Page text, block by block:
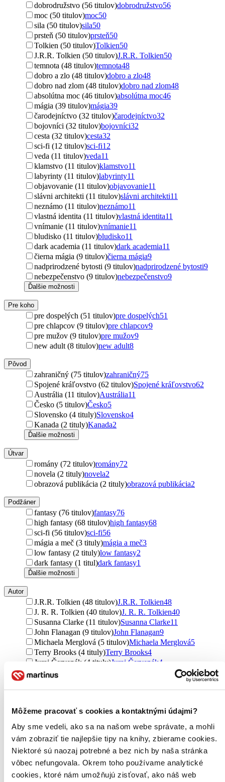
Môžeme pracovať s cookies a kontaktnými údajmi?
Aby sme vedeli, ako sa na našom webe správate, a mohli
vám zobraziť tie najlepšie tipy na knihy, zbierame cookies.
Niektoré sú naozaj potrebné a bez nich by naša stránka
vôbec nefungovala. Okrem toho používame analytické
cookies, ktoré nám umožňujú zisťovať, ako náš web
dobrodružstvo (56 titulov)dobrodružstvo56
moc (50 titulov)moc50
sila (50 titulov)sila50
prsteň (50 titulov)prsteň50
Tolkien (50 titulov)Tolkien50
J.R.R. Tolkien (50 titulov)J.R.R. Tolkien50
temnota (48 titulov)temnota48
dobro a zlo (48 titulov)dobro a zlo48
dobro nad zlom (48 titulov)dobro nad zlom48
absolútna moc (46 titulov)absolútna moc46
mágia (39 titulov)mágia39
čarodejníctvo (32 titulov)čarodejníctvo32
bojovníci (32 titulov)bojovníci32
cesta (32 titulov)cesta32
sci-fi (12 titulov)sci-fi12
veda (11 titulov)veda11
klamstvo (11 titulov)klamstvo11
labyrinty (11 titulov)labyrinty11
objavovanie (11 titulov)objavovanie11
slávni architekti (11 titulov)slávni architekti11
neznámo (11 titulov)neznámo11
vlastná identita (11 titulov)vlastná identita11
vnímanie (11 titulov)vnímanie11
bludisko (11 titulov)bludisko11
dark academia (11 titulov)dark academia11
čierna mágia (9 titulov)čierna mágia9
nadprirodzené bytosti (9 titulov)nadprirodzené bytosti9
nebezpečenstvo (9 titulov)nebezpečenstvo9
Ďalšie možnosti
Pre koho
pre dospelých (51 titulov)pre dospelých51
pre chlapcov (9 titulov)pre chlapcov9
pre mužov (9 titulov)pre mužov9
new adult (8 titulov)new adult8
Pôvod
zahraničný (75 titulov)zahraničný75
Spojené kráľovstvo (62 titulov)Spojené kráľovstvo62
Austrália (11 titulov)Austrália11
Česko (5 titulov)Česko5
Slovensko (4 tituly)Slovensko4
Kanada (2 tituly)Kanada2
Ďalšie možnosti
Útvar
romány (72 titulov)romány72
novela (2 tituly)novela2
obrazová publikácia (2 tituly)obrazová publikácia2
Podžáner
fantasy (76 titulov)fantasy76
high fantasy (68 titulov)high fantasy68
sci-fi (56 titulov)sci-fi56
mágia a meč (3 tituly)mágia a meč3
low fantasy (2 tituly)low fantasy2
dark fantasy (1 titul)dark fantasy1
Ďalšie možnosti
Autor
J.R.R. Tolkien (48 titulov)J.R.R. Tolkien48
J. R. R. Tolkien (40 titulov)J. R. R. Tolkien40
Susanna Clarke (11 titulov)Susanna Clarke11
John Flanagan (9 titulov)John Flanagan9
Michaela Merglová (5 titulov)Michaela Merglová5
Terry Brooks (4 tituly)Terry Brooks4
Juraj Červenák (4 tituly)Juraj Červenák4
Dan Abnett (3 tituly)
Chris Pierson (3 tituly)Chris Pierson3
John Howe (2 tituly)John Howe2
King Stephen (2 tituly)
King Stephen
Anthony Reynolds (2 tituly)
Anthony Reynolds
2
Christie Golden (1 titul)Christie Golden1
Michael J. Sullivan (1 titul)Michael J. Sullivan 1
Christian Sussner (1 titul)Christian Sussner1
Florian Sussner (1 titul)Florian Sussner1